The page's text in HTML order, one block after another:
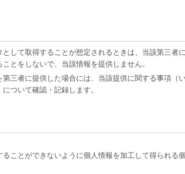
して取得することが想定されるときは、当該第三者
とをしないで、当該情報を提供しません。
三者に提供した場合には、当該提供に関する事項（
ついて確認・記録します。
ことができないように個人情報を加工して得られる